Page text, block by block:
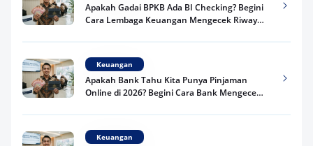
Apakah Gadai BPKB Ada BI Checking? Begini
Cara Lembaga Keuangan Mengecek Riwayat
Keuangan
Apakah Bank Tahu Kita Punya Pinjaman
Online di 2026? Begini Cara Bank Mengecek
Keuangan